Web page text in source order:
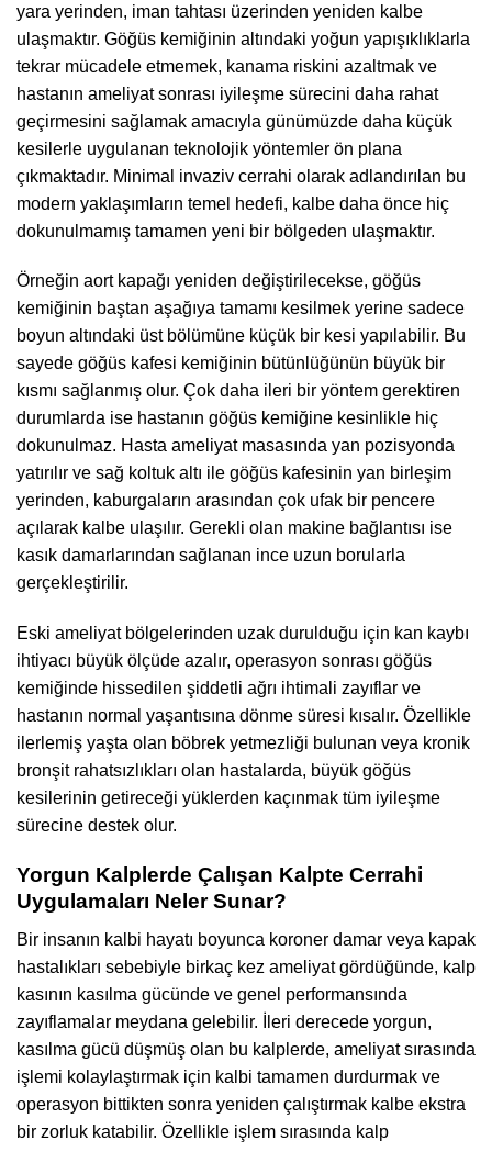
yara yerinden, iman tahtası üzerinden yeniden kalbe
ulaşmaktır. Göğüs kemiğinin altındaki yoğun yapışıklıklarla
tekrar mücadele etmemek, kanama riskini azaltmak ve
hastanın ameliyat sonrası iyileşme sürecini daha rahat
geçirmesini sağlamak amacıyla günümüzde daha küçük
kesilerle uygulanan teknolojik yöntemler ön plana
çıkmaktadır. Minimal invaziv cerrahi olarak adlandırılan bu
modern yaklaşımların temel hedefi, kalbe daha önce hiç
dokunulmamış tamamen yeni bir bölgeden ulaşmaktır.
Örneğin aort kapağı yeniden değiştirilecekse, göğüs
kemiğinin baştan aşağıya tamamı kesilmek yerine sadece
boyun altındaki üst bölümüne küçük bir kesi yapılabilir. Bu
sayede göğüs kafesi kemiğinin bütünlüğünün büyük bir
kısmı sağlanmış olur. Çok daha ileri bir yöntem gerektiren
durumlarda ise hastanın göğüs kemiğine kesinlikle hiç
dokunulmaz. Hasta ameliyat masasında yan pozisyonda
yatırılır ve sağ koltuk altı ile göğüs kafesinin yan birleşim
yerinden, kaburgaların arasından çok ufak bir pencere
açılarak kalbe ulaşılır. Gerekli olan makine bağlantısı ise
kasık damarlarından sağlanan ince uzun borularla
gerçekleştirilir.
Eski ameliyat bölgelerinden uzak durulduğu için kan kaybı
ihtiyacı büyük ölçüde azalır, operasyon sonrası göğüs
kemiğinde hissedilen şiddetli ağrı ihtimali zayıflar ve
hastanın normal yaşantısına dönme süresi kısalır. Özellikle
ilerlemiş yaşta olan böbrek yetmezliği bulunan veya kronik
bronşit rahatsızlıkları olan hastalarda, büyük göğüs
kesilerinin getireceği yüklerden kaçınmak tüm iyileşme
sürecine destek olur.
Yorgun Kalplerde Çalışan Kalpte Cerrahi
Uygulamaları Neler Sunar?
Bir insanın kalbi hayatı boyunca koroner damar veya kapak
hastalıkları sebebiyle birkaç kez ameliyat gördüğünde, kalp
kasının kasılma gücünde ve genel performansında
zayıflamalar meydana gelebilir. İleri derecede yorgun,
kasılma gücü düşmüş olan bu kalplerde, ameliyat sırasında
işlemi kolaylaştırmak için kalbi tamamen durdurmak ve
operasyon bittikten sonra yeniden çalıştırmak kalbe ekstra
bir zorluk katabilir. Özellikle işlem sırasında kalp